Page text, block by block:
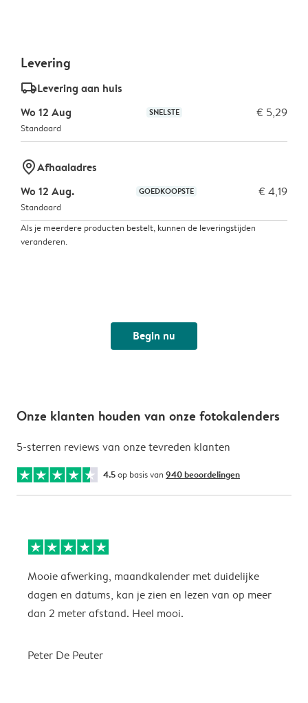
Levering
delivery_standard_v2Levering aan huis
Wo 12 Aug
SNELSTE € 5,29
Standaard
marker-pinAfhaaladres
Wo 12 Aug.
GOEDKOOPSTE € 4,19
Standaard
Als je meerdere producten bestelt, kunnen de leveringstijden
veranderen.
Begin nu
Onze klanten houden van onze fotokalenders
5-sterren reviews van onze tevreden klanten
4.5op basis van 940 beoordelingen
Mooie afwerking, maandkalender met duidelijke
dagen en datums, kan je zien en lezen van op meer
dan 2 meter afstand. Heel mooi.
Peter De Peuter